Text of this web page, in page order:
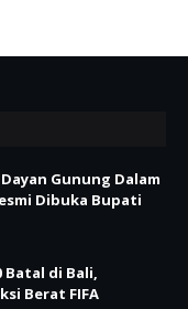
Gunung Dalam
Dibuka Bupati
Batal di Bali,
Berat FIFA